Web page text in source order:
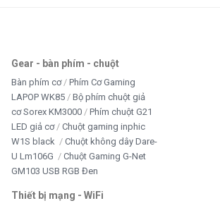
Gear - bàn phím - chuột
Bàn phím cơ
Phím Cơ Gaming
LAPOP WK85
Bộ phím chuột giả
cơ Sorex KM3000
Phím chuột G21
LED giả cơ
Chuột gaming inphic
W1S black
Chuột không dây Dare-
U Lm106G
Chuột Gaming G-Net
GM103 USB RGB Đen
Thiết bị mạng - WiFi